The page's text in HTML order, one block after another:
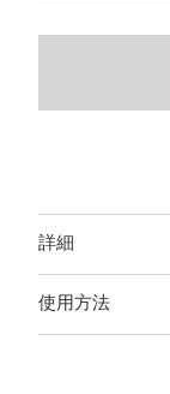
詳細
使用方法